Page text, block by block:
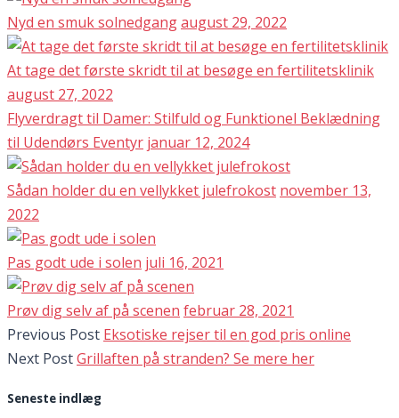
Nyd en smuk solnedgangaugust 29, 2022
At tage det første skridt til at besøge en fertilitetsklinik
august 27, 2022
Flyverdragt til Damer: Stilfuld og Funktionel Beklædning
til Udendørs Eventyr januar 12, 2024
Sådan holder du en vellykket julefrokost november 13,
2022
Pas godt ude i solen juli 16, 2021
Prøv dig selv af på scenen februar 28, 2021
Previous Post Eksotiske rejser til en god pris online
Next PostGrillaften på stranden? Se mere her
Seneste indlæg